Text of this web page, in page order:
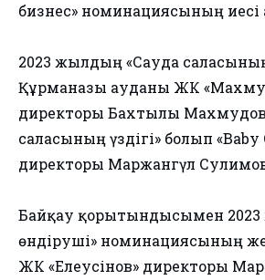
бизнес» номинациясының иесі
2023 жылдың «Сауда саласының
Құрманғазы ауданы ЖК
директоры Бахтылы
саласының үздігі» болып
директоры Маржангүл
Байқау қорытындысымен
өндіруші» номинациясының
ЖК «Елеусінов» директоры